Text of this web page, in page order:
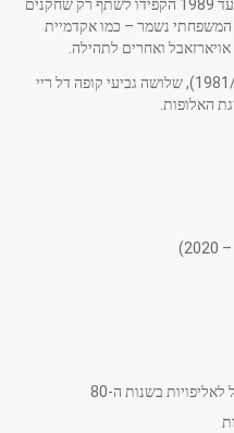
מלכותי זכה לתואר "ריאל" כבר ב-1911. עד 1989 הקפידו לשתף רק שחקנים
המשפחתי נשמר – כמו אקדמיית
ואחרים לתהילה.
ריאל סוסיאדד זכתה בשתי אליפויות (1981/82), שלושה גביעי קופה דל ריי
בשנות ה-80